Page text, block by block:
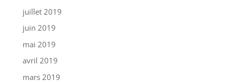
juillet 2019
juin 2019
mai 2019
avril 2019
mars 2019